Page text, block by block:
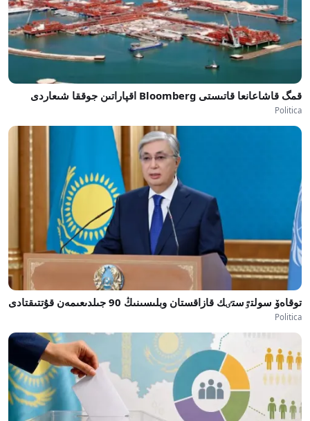
قمگ قاشاعانعا قاتىستى Bloomberg اقپاراتىن جوققا شىعاردى
Politica
توقاەۆ سولتٷستٸك قازاقستان وبلىسىنىڭ 90 جىلدىعىمەن قۇتتىقتادى
Politica